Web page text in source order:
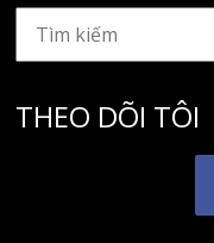
THEO DÕI TÔI